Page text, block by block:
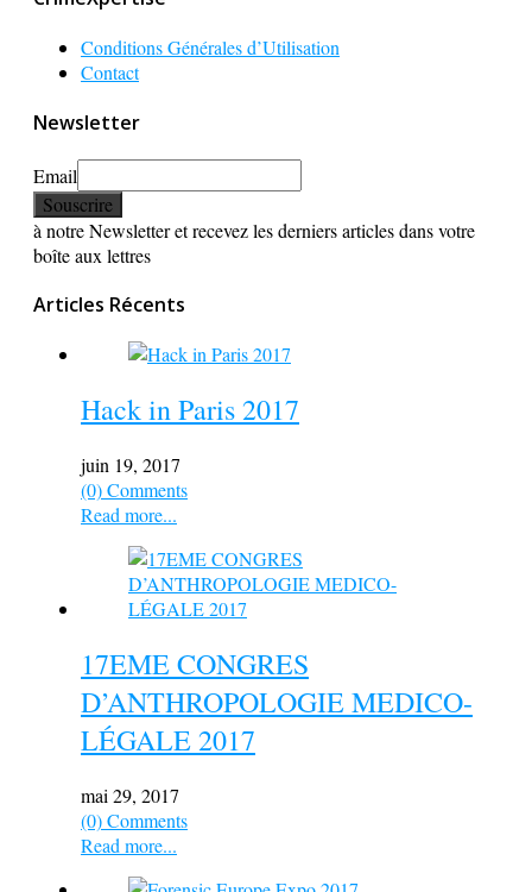
Conditions Générales d’Utilisation
Contact
Newsletter
Email
à notre Newsletter et recevez les derniers articles dans votre
boîte aux lettres
Articles Récents
Hack in Paris 2017
juin 19, 2017
(0) Comments
Read more...
17EME CONGRES
D’ANTHROPOLOGIE MEDICO-
LÉGALE 2017
mai 29, 2017
(0) Comments
Read more...